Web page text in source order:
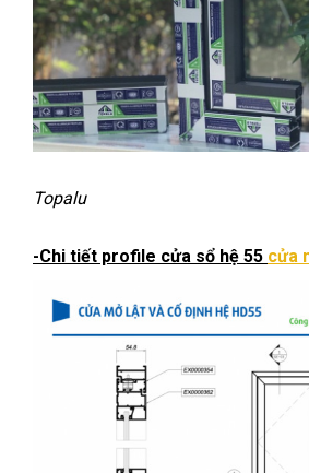
Topalu
-Chi tiết profile cửa sổ hệ 55 cửa